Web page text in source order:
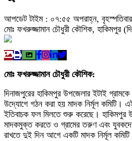
আপডেট টাইম : ০৭:৫৫ অপরাহ্ন,
মোঃ ফখরুজ্জামান চৌধুরী কৌশিক, হাকিমপুর
মোঃ ফখরুজ্জামান চৌধুরী কৌশিক:
দিনাজপুরের হাকিমপুর উপজেলার ইটাই
উদ্যোগে গঠন করা হয় মাদক নির্মূল কমিটি।
ইতিবাচক ফল মিলতে শুরু করেছে। হাকিমপুর
মাদকমুক্ত করতে ও গ্রামের তরুণ এবং
রাখতে দুই দিন আগে একটি মাদক নির্মূল